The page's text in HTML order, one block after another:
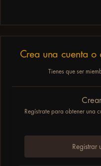
Crea una cuenta
Tienes que ser
Regístrate para obtener una
Registrar